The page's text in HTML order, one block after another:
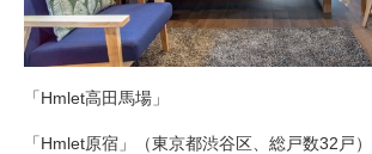
「Hmlet高田馬場」
「Hmlet原宿」（東京都渋谷区、総戸数32戸）